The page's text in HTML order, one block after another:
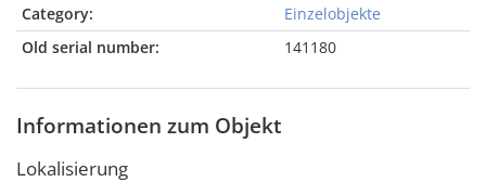
Category:
Einzelobjekte
Old serial number:
141180
Informationen zum Objekt
Lokalisierung